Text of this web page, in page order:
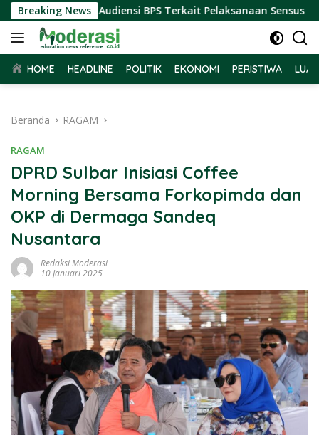
Langsung
ke
konten
Breaking News
Terima Audiensi BPS Terkait Pelaksanaan Sensus
HOME HEADLINE POLITIK EKONOMI PERISTIWA
Beranda RAGAM
RAGAM
DPRD Sulbar Inisiasi Coffee
Morning Bersama Forkopimda dan
OKP di Dermaga Sandeq
Nusantara
Redaksi Moderasi
10 Januari 2025